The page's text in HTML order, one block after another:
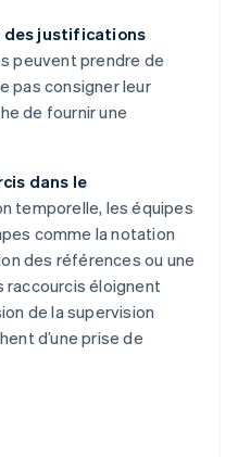
des justifications
peuvent prendre de
pas consigner leur
de fournir une
dans le
temporelle, les équipes
comme la notation
des références ou une
raccourcis éloignent
de la supervision
d’une prise de